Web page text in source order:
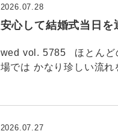
安心して結婚式当日を
2026.07.28
wed vol. 5785 ほとんど
場では かなり珍しい流
2026.07.27